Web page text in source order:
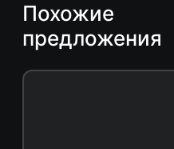
Похожие
предложения